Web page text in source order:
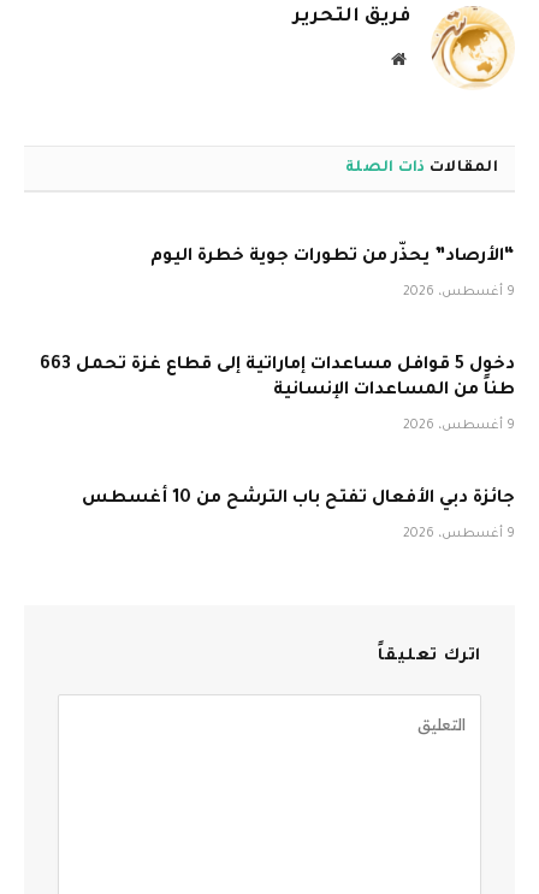
فريق التحرير
موقع
المقالات ذات الصلة
“الأرصاد” يحذّر من تطورات جوية خطرة اليوم
9 أغسطس، 2026
دخول 5 قوافل مساعدات إماراتية إلى قطاع غزة تحمل 663
طناً من المساعدات الإنسانية
9 أغسطس، 2026
جائزة دبي الأفعال تفتح باب الترشح من 10 أغسطس
9 أغسطس، 2026
اترك تعليقاً